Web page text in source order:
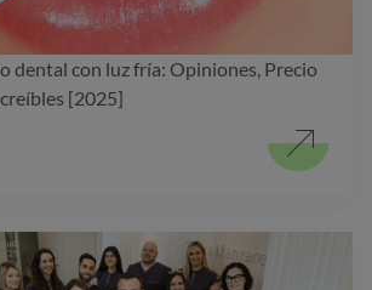
dental con luz fría: Opiniones, Precio
[2025]